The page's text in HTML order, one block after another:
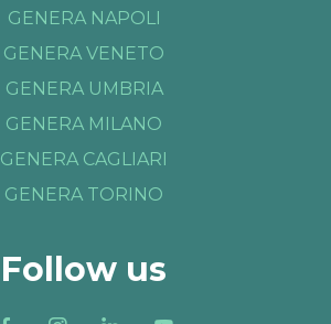
GENERA NAPOLI
GENERA VENETO
GENERA UMBRIA
GENERA MILANO
GENERA CAGLIARI
GENERA TORINO
Follow us